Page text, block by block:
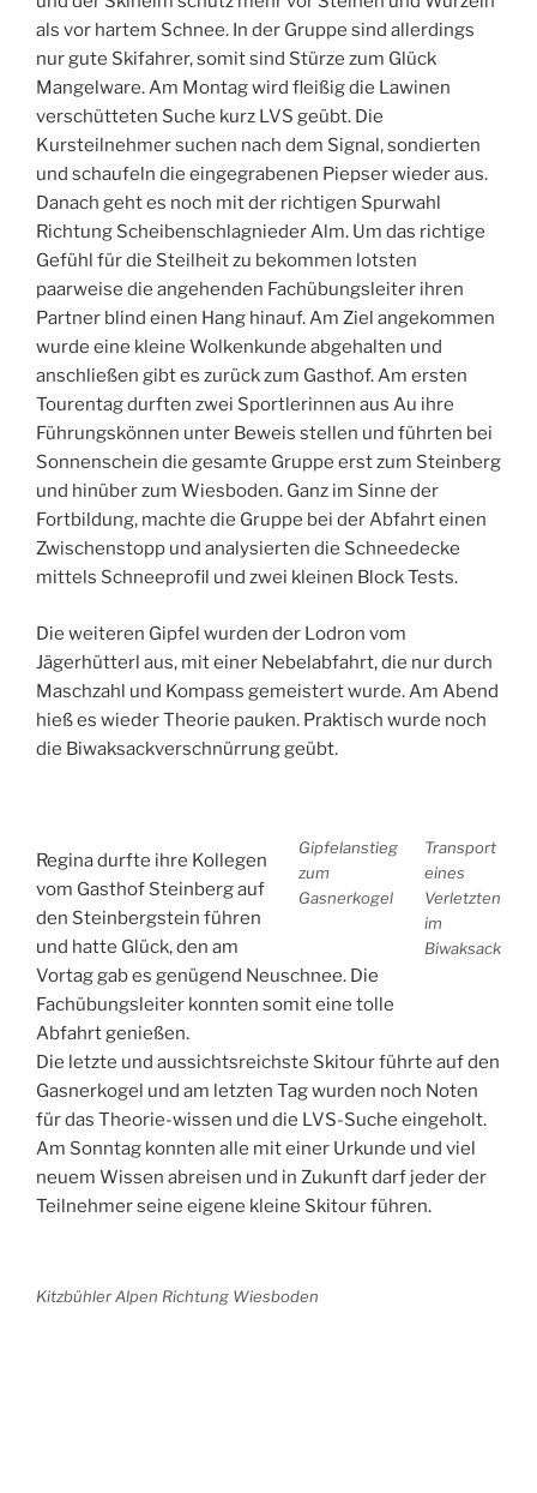
als vor hartem Schnee. In der Gruppe sind allerdings
nur gute Skifahrer, somit sind Stürze zum Glück
Mangelware. Am Montag wird fleißig die Lawinen
verschütteten Suche kurz LVS geübt. Die
Kursteilnehmer suchen nach dem Signal, sondierten
und schaufeln die eingegrabenen Piepser wieder aus.
Danach geht es noch mit der richtigen Spurwahl
Richtung Scheibenschlagnieder Alm. Um das richtige
Gefühl für die Steilheit zu bekommen lotsten
paarweise die angehenden Fachübungsleiter ihren
Partner blind einen Hang hinauf. Am Ziel angekommen
wurde eine kleine Wolkenkunde abgehalten und
anschließen gibt es zurück zum Gasthof. Am ersten
Tourentag durften zwei Sportlerinnen aus Au ihre
Führungskönnen unter Beweis stellen und führten bei
Sonnenschein die gesamte Gruppe erst zum Steinberg
und hinüber zum Wiesboden. Ganz im Sinne der
Fortbildung, machte die Gruppe bei der Abfahrt einen
Zwischenstopp und analysierten die Schneedecke
mittels Schneeprofil und zwei kleinen Block Tests.
Die weiteren Gipfel wurden der Lodron vom
Jägerhütterl aus, mit einer Nebelabfahrt, die nur durch
Maschzahl und Kompass gemeistert wurde. Am Abend
hieß es wieder Theorie pauken. Praktisch wurde noch
die Biwaksackverschnürrung geübt.
Transport
eines
Verletzten
im
Biwaksack
Gipfelanstieg
zum
Gasnerkogel
Regina durfte ihre Kollegen
vom Gasthof Steinberg auf
den Steinbergstein führen
und hatte Glück, den am
Vortag gab es genügend Neuschnee. Die
Fachübungsleiter konnten somit eine tolle
Abfahrt genießen.
Die letzte und aussichtsreichste Skitour führte auf den
Gasnerkogel und am letzten Tag wurden noch Noten
für das Theorie-wissen und die LVS-Suche eingeholt.
Am Sonntag konnten alle mit einer Urkunde und viel
neuem Wissen abreisen und in Zukunft darf jeder der
Teilnehmer seine eigene kleine Skitour führen.
Kitzbühler Alpen Richtung Wiesboden